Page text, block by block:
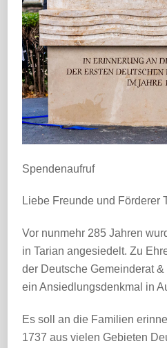
Spendenaufruf
Liebe Freunde und Förderer
Vor nunmehr 285 Jahren
in Tarian angesiedelt. Zu
der Deutsche Gemeinderat
ein Ansiedlungsdenkmal in
Es soll an die Familien
1737 aus vielen Gebieten